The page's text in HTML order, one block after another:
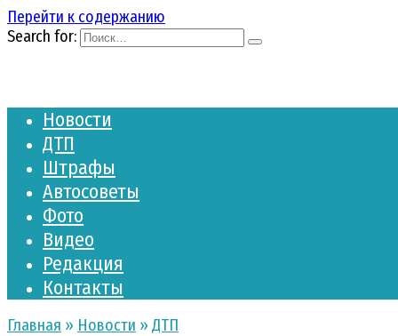
Перейти к содержанию
Search for:
Новости
ДТП
Штрафы
Автосоветы
Фото
Видео
Редакция
Контакты
Главная » Новости » ДТП